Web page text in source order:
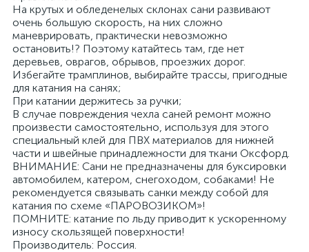
На крутых и обледенелых склонах сани развивают
очень большую скорость, на них сложно
маневрировать, практически невозможно
остановить!? Поэтому катайтесь там, где нет
деревьев, оврагов, обрывов, проезжих дорог.
Избегайте трамплинов, выбирайте трассы, пригодные
для катания на санях;
При катании держитесь за ручки;
В случае повреждения чехла саней ремонт можно
произвести самостоятельно, используя для этого
специальный клей для ПВХ материалов для нижней
части и швейные принадлежности для ткани Оксфорд.
ВНИМАНИЕ: Сани не предназначены для буксировки
автомобилем, катером, снегоходом, собаками! Не
рекомендуется связывать санки между собой для
катания по схеме «ПАРОВОЗИКОМ»!
ПОМНИТЕ: катание по льду приводит к ускоренному
износу скользящей поверхности!
Производитель: Россия.